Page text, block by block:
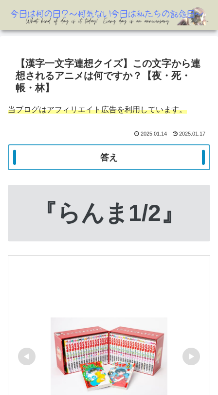
【漢字一文字連想クイズ】この文字から連
想されるアニメは何ですか？【夜・死・
帳・林】
当ブログはアフィリエイト広告を利用しています。
2025.01.14 2025.01.17
答え
『らんま1/2』